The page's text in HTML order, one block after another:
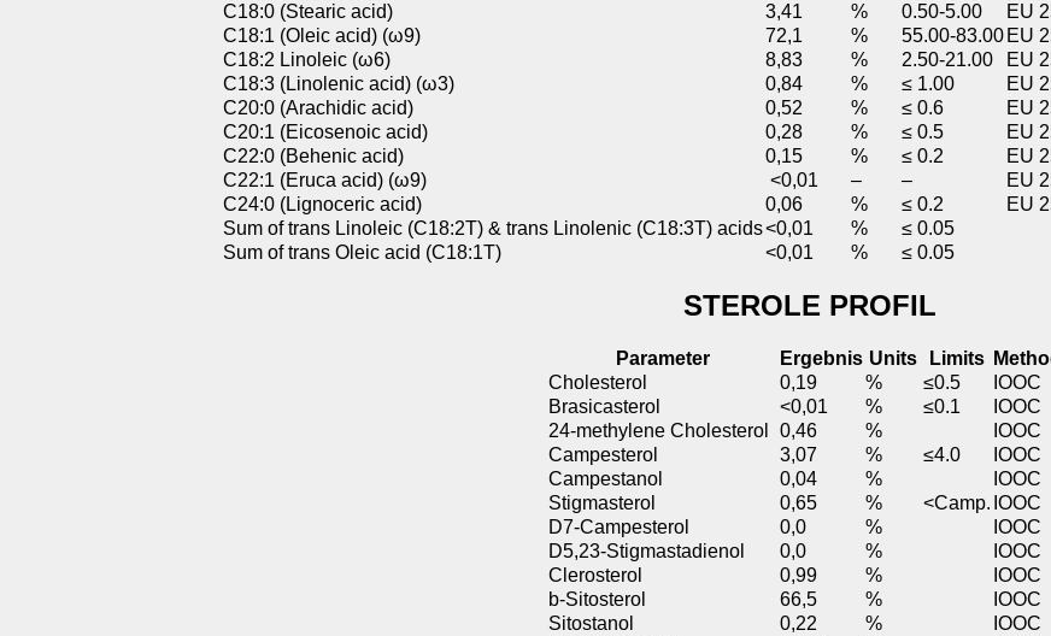
C18:0 (Stearic acid)
3,41 % 0.50-5.00
EU
C18:1 (Oleic acid) (ω9) 72,1 % 55.00-83.00 EU
C18:2 Linoleic (ω6) 8,83 % 2.50-21.00
EU
C18:3 (Linolenic acid) (ω3) 0,84 % ≤ 1.00
EU
C20:0 (Arachidic acid)
0,52 % ≤ 0.6
EU
C20:1 (Eicosenoic acid)
0,28 % ≤ 0.5
EU
C22:0 (Behenic acid)
0,15 % ≤ 0.2
EU
C22:1 (Eruca acid) (ω9) <0,01 – –
EU
C24:0 (Lignoceric acid)
0,06 % ≤ 0.2
EU
Sum of trans Linoleic (C18:2T) & trans Linolenic (C18:3T) acids<0,01 %
≤ 0.05
Sum of trans Oleic acid (C18:1T)
<0,01 % ≤ 0.05
STEROLE PROFIL
Parameter Ergebnis Units Limits
Cholesterol
0,19 % ≤0.5
IOOC
Brasicasterol
<0,01 % ≤0.1
IOOC
24-methylene Cholesterol
0,46 %
IOOC
Campesterol
3,07 % ≤4.0
IOOC
Campestanol
0,04 %
IOOC
Stigmasterol
0,65 % <Camp. IOOC
D7-Campesterol
0,0 %
IOOC
D5,23-Stigmastadienol
0,0 %
IOOC
Clerosterol
0,99 %
IOOC
b-Sitosterol
66,5 %
IOOC
Sitostanol
0,22 %
IOOC